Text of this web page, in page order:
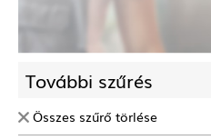
További szűrés
Összes szűrő törlése